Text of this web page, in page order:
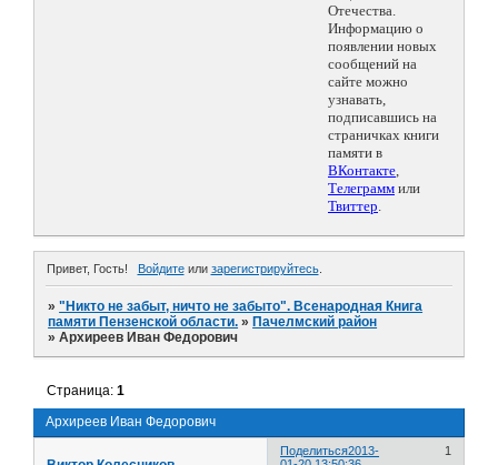
Отечества.
Информацию о
появлении новых
сообщений на
сайте можно
узнавать,
подписавшись на
страничках книги
памяти в
ВКонтакте,
Телеграмм или
Твиттер.
Привет, Гость! Войдитеили зарегистрируйтесь.
»"Никто не забыт, ничто не забыто". Всенародная Книга
памяти Пензенской области. » Пачелмский район
»Архиреев Иван Федорович
Архиреев Иван Федорович
Страница:1
Поделиться 1
2013-